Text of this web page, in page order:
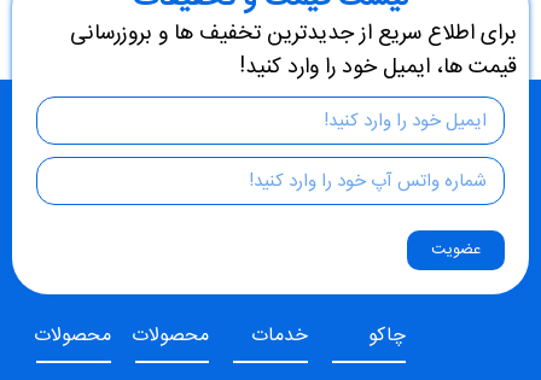
برای اطلاع سریع از جدیدترین تخفیف ها و بروزرسانی
قیمت ها، ایمیل خود را وارد کنید!
عضویت
چاکو خدمات محصولات محصولات